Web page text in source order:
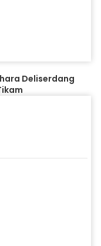
Deliserdang
Tikam